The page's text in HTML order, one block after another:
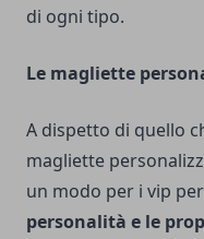
di ogni tipo.
Le magliette
A dispetto di quello
magliette
un modo per i vip per
personalità e le